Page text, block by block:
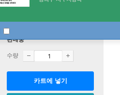
판매중
수량
카트에 넣기